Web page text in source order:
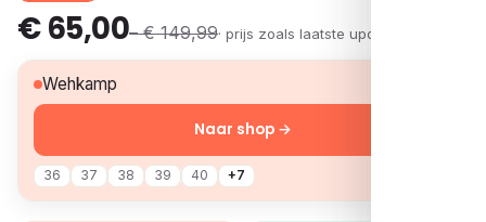
€ 65,00– € 149,99· prijs zoals laatste update
Wehkamp
36 37 38 39 40 +7
Naar shop →